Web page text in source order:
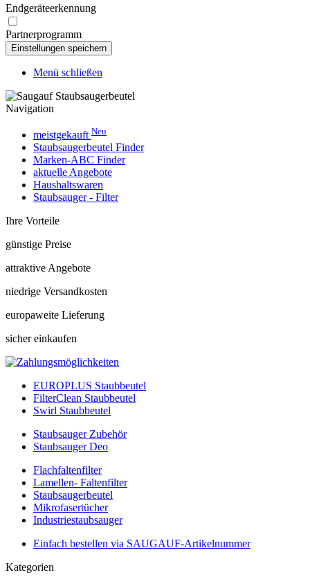
Endgeräteerkennung
Partnerprogramm
Menü schließen
Navigation
meistgekauft Neu
Staubsaugerbeutel Finder
Marken-ABC Finder
aktuelle Angebote
Haushaltswaren
Staubsauger - Filter
Ihre Vorteile
günstige Preise
attraktive Angebote
niedrige Versandkosten
europaweite Lieferung
sicher einkaufen
EUROPLUS Staubbeutel
FilterClean Staubbeutel
Swirl Staubbeutel
Staubsauger Zubehör
Staubsauger Deo
Flachfaltenfilter
Lamellen- Faltenfilter
Staubsaugerbeutel
Mikrofasertücher
Industriestaubsauger
Einfach bestellen via SAUGAUF-Artikelnummer
Kategorien